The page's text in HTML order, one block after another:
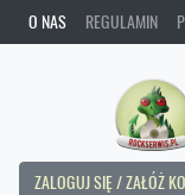
O NAS REGULAMIN
ZALOGUJ SIĘ / ZAŁÓŻ